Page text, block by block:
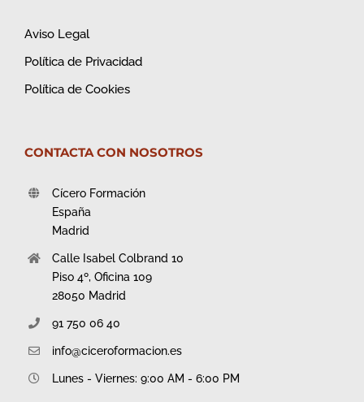
Aviso Legal
Política de Privacidad
Política de Cookies
CONTACTA CON NOSOTROS
Cícero Formación
España
Madrid
Calle Isabel Colbrand 10
Piso 4º, Oficina 109
28050 Madrid
91 750 06 40
info@ciceroformacion.es
Lunes - Viernes: 9:00 AM - 6:00 PM